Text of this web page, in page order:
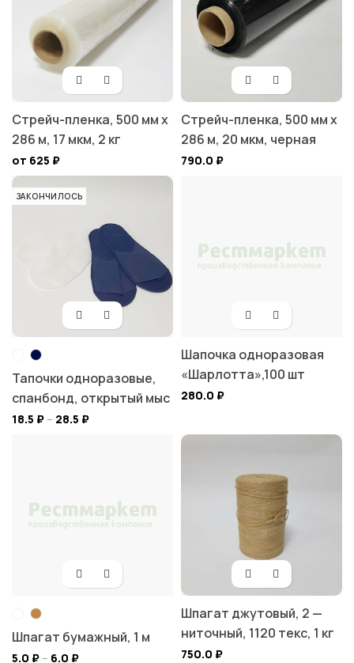
Стрейч-пленка, 500 мм х
286 м, 17 мкм, 2 кг
от 625 ₽
Стрейч-пленка, 500 мм х
286 м, 20 мкм, черная
790.0 ₽
ЗАКОНЧИЛОСЬ
Тапочки одноразовые,
спанбонд, открытый мыс
18.5 ₽– 28.5 ₽
Шапочка одноразовая
«Шарлотта»,100 шт
280.0 ₽
Шпагат бумажный, 1 м
5.0 ₽– 6.0 ₽
Шпагат джутовый, 2 —
ниточный, 1120 текс, 1 кг
750.0 ₽